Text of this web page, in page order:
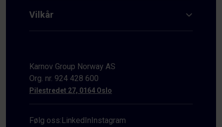
Vilkår
Karnov Group Norway AS
Org. nr. 924 428 600
Pilestredet 27, 0164 Oslo
Følg oss:LinkedInInstagram